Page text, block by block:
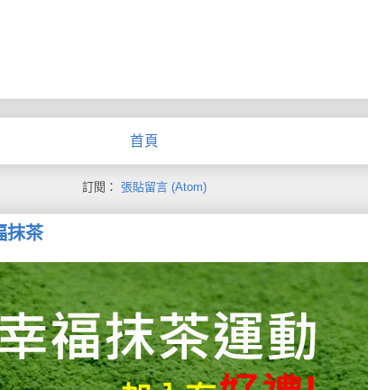
首頁
訂閱： 張貼留言 (Atom)
抹茶